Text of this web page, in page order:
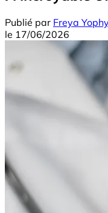
Publié par Freya
le 17/06/2026